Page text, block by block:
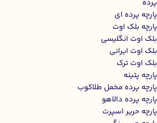
پرده
پارچه پرده ای
پارچه بلک اوت
بلک اوت انگلیسی
بلک اوت ایرانی
بلک اوت ترک
پارچه پتینه
پارچه پرده مخمل طلاکوب
پارچه پرده دالاهو
پارچه حریر اسپرت